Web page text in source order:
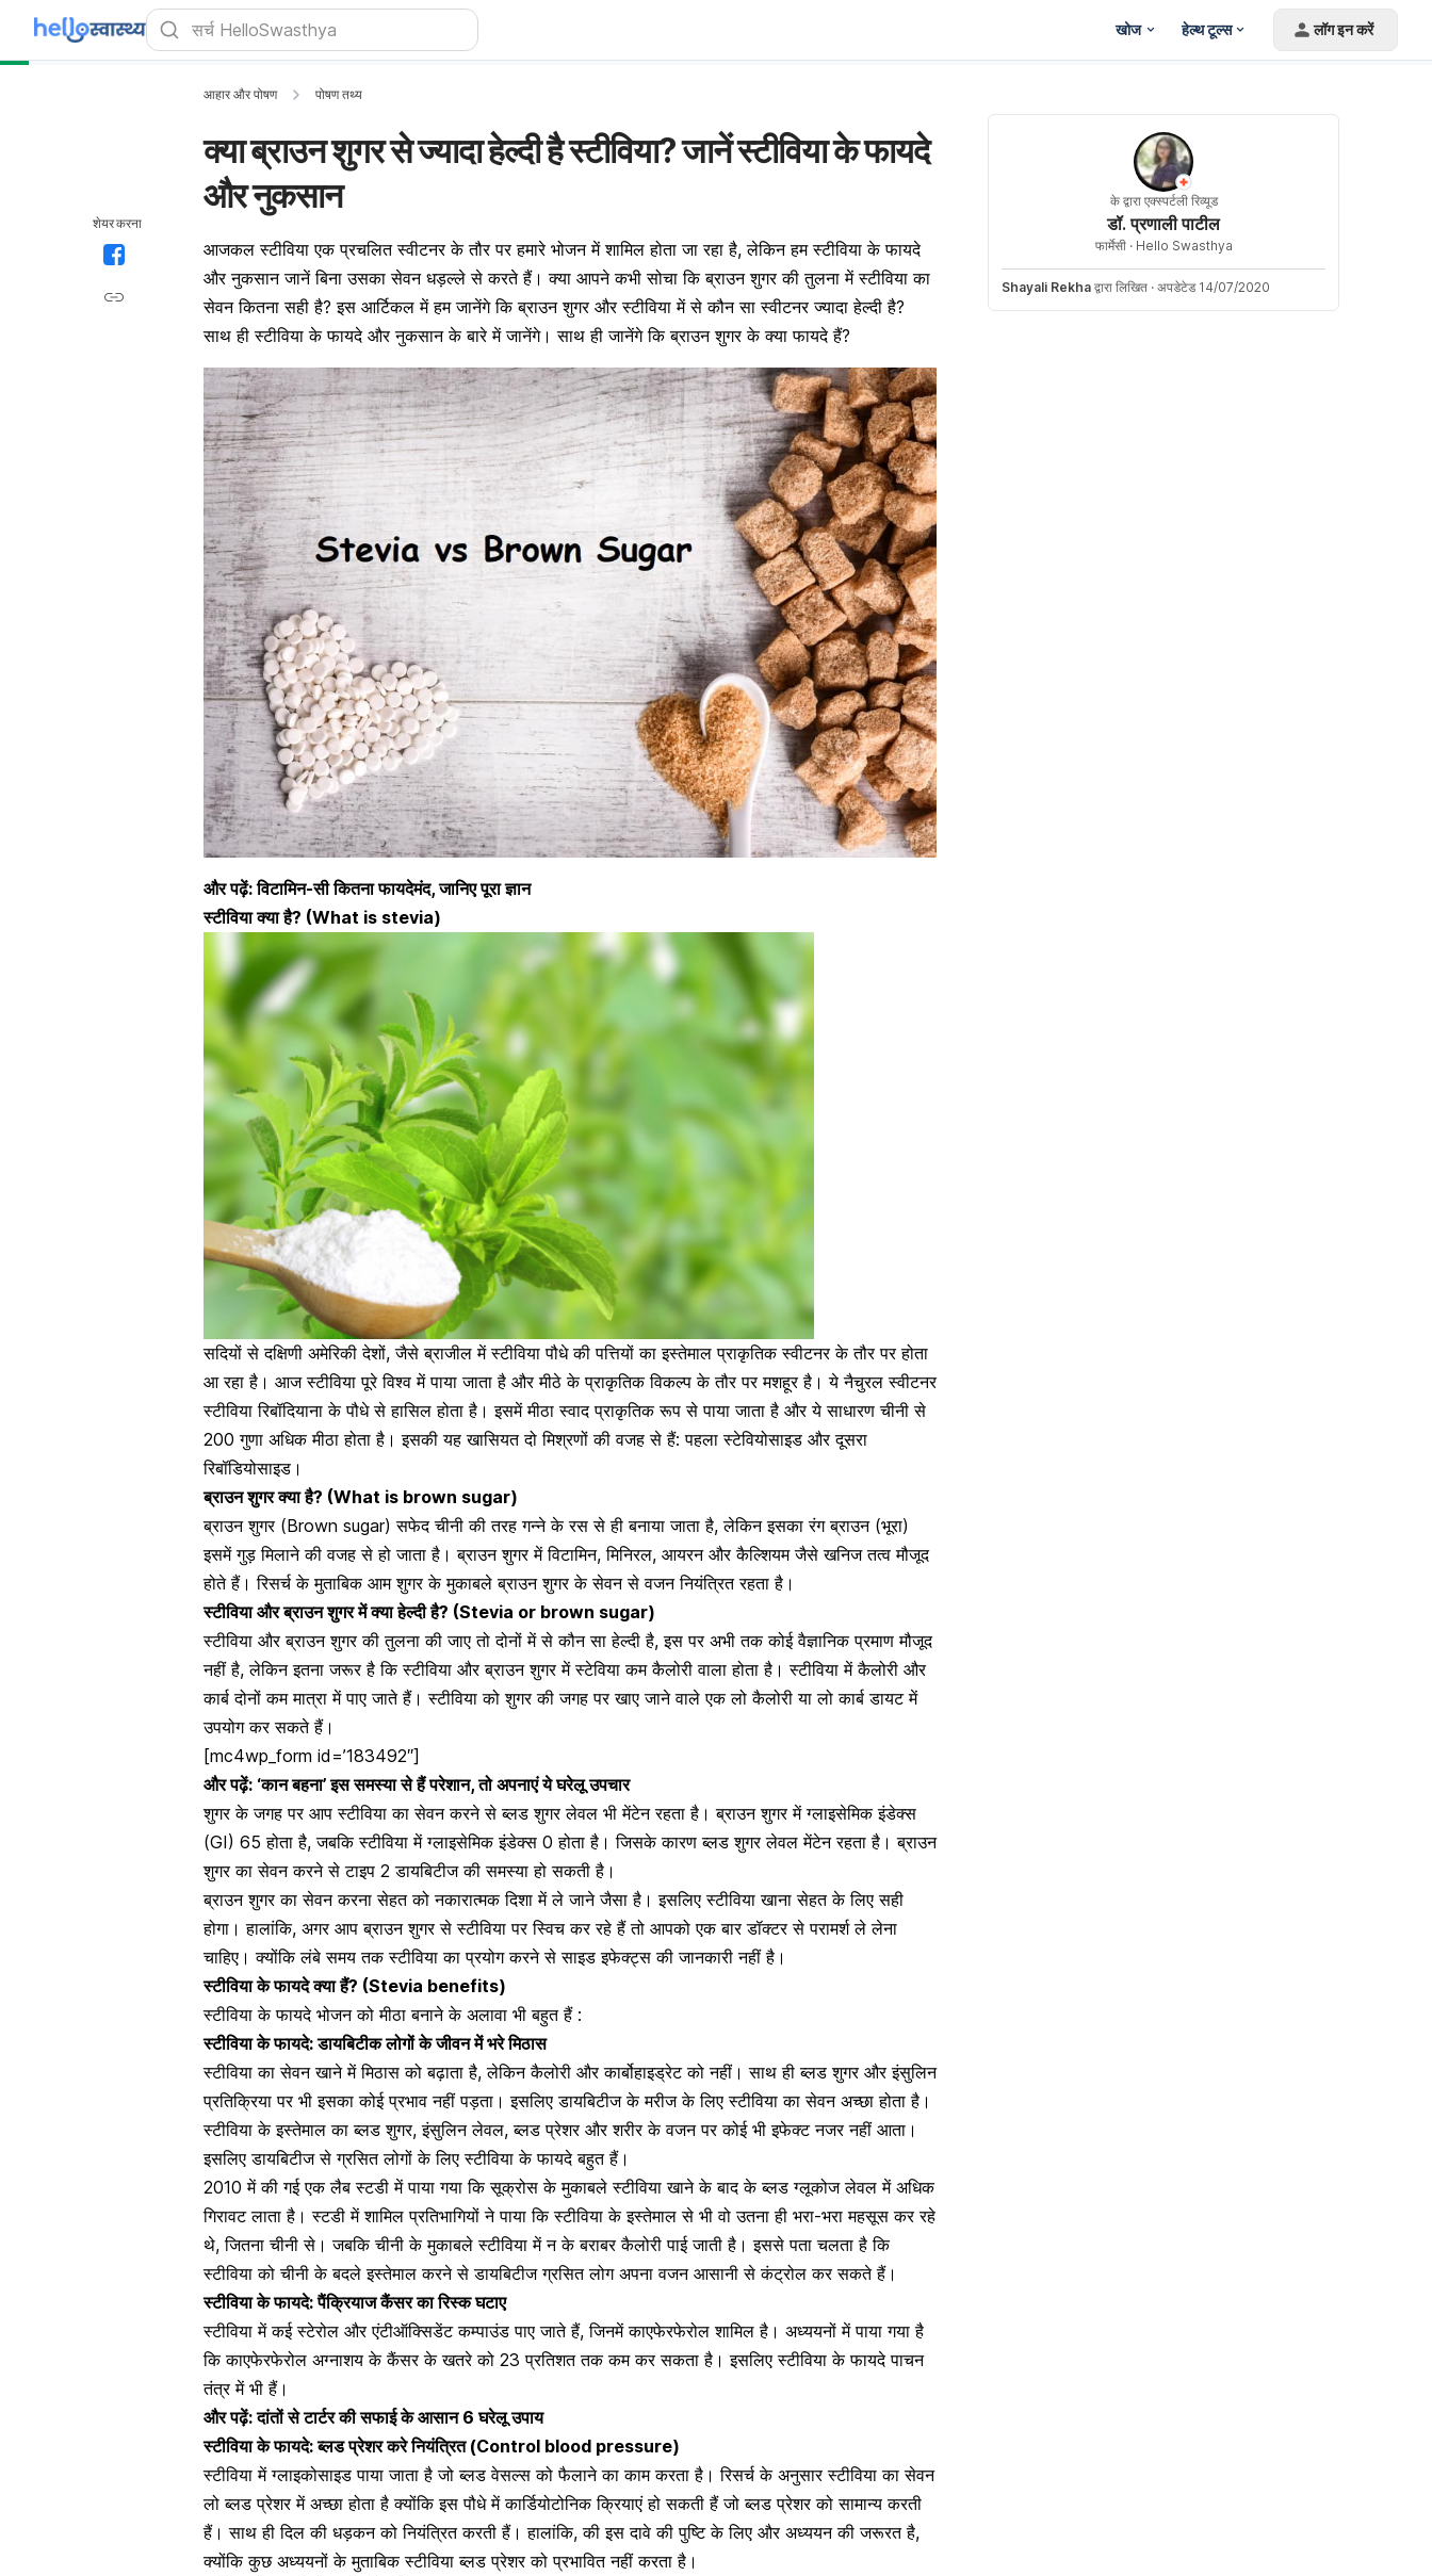
खोज हेल्थ टूल्स लॉग इन करें
शेयर करना
आहार और पोषण पोषण तथ्य
क्या ब्राउन शुगर से ज्यादा हेल्दी है स्टीविया? जानें स्टीविया के फायदे
और नुकसान
आजकल स्टीविया एक प्रचलित स्वीटनर के तौर पर हमारे भोजन में शामिल होता जा रहा है, लेकिन हम स्टीविया के फायदे
और नुकसान जानें बिना उसका सेवन धड़ल्ले से करते हैं। क्या आपने कभी सोचा कि ब्राउन शुगर की तुलना में स्टीविया का
सेवन कितना सही है? इस आर्टिकल में हम जानेंगे कि ब्राउन शुगर और स्टीविया में से कौन सा स्वीटनर ज्यादा हेल्दी है?
साथ ही स्टीविया के फायदे और नुकसान के बारे में जानेंगे। साथ ही जानेंगे कि ब्राउन शुगर के क्या फायदे हैं?
और पढ़ें:विटामिन-सी कितना फायदेमंद, जानिए पूरा ज्ञान
स्टीविया क्या है? (What is stevia)
सदियों से दक्षिणी अमेरिकी देशों, जैसे ब्राजील मेंस्टीविया पौधे की पत्तियों का इस्तेमाल प्राकृतिक स्वीटनर के तौर पर होता
आ रहा है। आज स्टीविया पूरे विश्व में पाया जाता है और मीठे के प्राकृतिक विकल्प के तौर पर मशहूर है। ये नैचुरल स्वीटनर
स्टीविया रिबॉदियाना के पौधे से हासिल होता है। इसमें मीठा स्वाद प्राकृतिक रूप से पाया जाता है और ये साधारण चीनी से
200 गुणा अधिक मीठा होता है। इसकी यह खासियत दो मिश्रणों की वजह से हैं: पहला स्टेवियोसाइड और दूसरा
रिबॉडियोसाइड।
ब्राउन शुगर क्या है? (What is brown sugar)
ब्राउन शुगर (Brown sugar) सफेद चीनी की तरह गन्ने के रस से ही बनाया जाता है, लेकिन इसका रंग ब्राउन (भूरा)
इसमें गुड़ मिलाने की वजह से हो जाता है। ब्राउन शुगर मेंविटामिन, मिनिरल, आयरनऔरकैल्शियम जैसे खनिज तत्व मौजूद
होते हैं। रिसर्च के मुताबिक आम शुगर के मुकाबले ब्राउन शुगर के सेवन से वजन नियंत्रित रहता है।
स्टीविया और ब्राउन शुगर में क्या हेल्दी है? (Stevia or brown sugar)
स्टीविया और ब्राउन शुगर की तुलना की जाए तो दोनों में से कौन सा हेल्दी है, इस पर अभी तक कोई वैज्ञानिक प्रमाण मौजूद
नहीं है, लेकिन इतना जरूर है कि स्टीविया और ब्राउन शुगर में स्टेविया कम कैलोरी वाला होता है। स्टीविया में कैलोरी और
कार्ब दोनों कम मात्रा में पाए जाते हैं। स्टीविया को शुगर की जगह पर खाए जाने वाले एक लो कैलोरी या लो कार्ब डायट में
उपयोग कर सकते हैं।
[mc4wp_form id=’183492″]
और पढ़ें: ‘कान बहना’ इस समस्या से हैं परेशान, तो अपनाएं ये घरेलू उपचार
शुगर के जगह पर आप स्टीविया का सेवन करने सेब्लड शुगर लेवल भी मेंटेन रहता है । ब्राउन शुगर में ग्लाइसेमिक इंडेक्स
(GI) 65 होता है, जबकि स्टीविया में ग्लाइसेमिक इंडेक्स 0 होता है। जिसके कारण ब्लड शुगर लेवल मेंटेन रहता है। ब्राउन
शुगर का सेवन करने से टाइप 2 डायबिटीज की समस्या हो सकती है।
ब्राउन शुगर का सेवन करना सेहत को नकारात्मक दिशा में ले जाने जैसा है। इसलिए स्टीविया खाना सेहत के लिए सही
होगा। हालांकि, अगर आप ब्राउन शुगर से स्टीविया पर स्विच कर रहे हैं तो आपको एक बार डॉक्टर से परामर्श ले लेना
चाहिए। क्योंकि लंबे समय तक स्टीविया का प्रयोग करने से साइड इफेक्ट्स की जानकारी नहीं है।
स्टीविया के फायदे क्या हैं? (Stevia benefits)
स्टीविया के फायदे भोजन को मीठा बनाने के अलावा भी बहुत हैं :
स्टीविया के फायदे: डायबिटीक लोगों के जीवन में भरे मिठास
स्टीविया का सेवन खाने में मिठास को बढ़ाता है, लेकिन कैलोरी औरकार्बोहाइड्रेट को नहीं। साथ ही ब्लड शुगर और इंसुलिन
प्रतिक्रिया पर भी इसका कोई प्रभाव नहीं पड़ता। इसलिए डायबिटीज के मरीज के लिए स्टीविया का सेवन अच्छा होता है।
स्टीविया के इस्तेमाल का ब्लड शुगर, इंसुलिन लेवल,ब्लड प्रेशरऔर शरीर केवजनपर कोई भी इफेक्ट नजर नहीं आता।
इसलिए डायबिटीज से ग्रसित लोगों के लिए स्टीविया के फायदे बहुत हैं।
2010 में की गई एक लैब स्टडी में पाया गया कि सूक्रोस के मुकाबले स्टीविया खाने के बाद केब्लड ग्लूकोज लेवल में अधिक
गिरावटलाता है। स्टडी में शामिल प्रतिभागियों ने पाया कि स्टीविया के इस्तेमाल से भी वो उतना ही भरा-भरा महसूस कर रहे
थे, जितना चीनी से। जबकि चीनी के मुकाबले स्टीविया में न के बराबर कैलोरी पाई जाती है। इससे पता चलता है कि
स्टीविया को चीनी के बदले इस्तेमाल करने से डायबिटीज ग्रसित लोग अपना वजन आसानी से कंट्रोल कर सकते हैं।
स्टीविया के फायदे: पैंक्रियाज कैंसर का रिस्क घटाए
स्टीविया में कई स्टेरोल और एंटीऑक्सिडेंट कम्पाउंड पाए जाते हैं, जिनमें काएफेरफेरोल शामिल है। अध्ययनों में पाया गया है
कि काएफेरफेरोल अग्नाशय के कैंसरके खतरे को 23 प्रतिशत तक कम कर सकता है। इसलिए स्टीविया के फायदे पाचन
तंत्र में भी हैं।
और पढ़ें:दांतों से टार्टर की सफाई के आसान 6 घरेलू उपाय
स्टीविया के फायदे: ब्लड प्रेशर करे नियंत्रित (Control blood pressure)
स्टीविया में ग्लाइकोसाइड पाया जाता है जो ब्लड वेसल्स को फैलाने का काम करता है। रिसर्च के अनुसार स्टीविया का सेवन
लो ब्लड प्रेशर में अच्छा होता है क्योंकि इस पौधे में कार्डियोटोनिक क्रियाएं हो सकती हैं जोब्लड प्रेशरको सामान्य करती
हैं। साथ ही दिल की धड़कन को नियंत्रित करती हैं। हालांकि, की इस दावे की पुष्टि के लिए और अध्ययन की जरूरत है,
क्यों​कि कुछ अध्ययनों के मुताबिक स्टीविया ब्लड प्रेशर को प्रभावित नहीं करता है।
के द्वारा एक्स्पर्टली रिव्यूड
डॉ. प्रणाली पाटील
फार्मेसी · Hello Swasthya
Shayali Rekha द्वारा लिखित · अपडेटेड 14/07/2020